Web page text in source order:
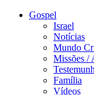
Gospel
Israel
Notícias
Mundo
Missões /
Família
Vídeos